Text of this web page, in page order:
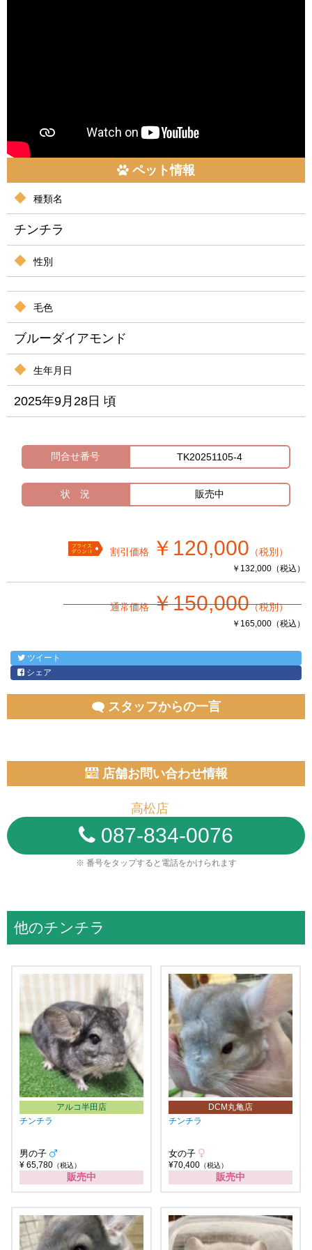
ペット情報
種類名
チンチラ
性別
毛色
ブルーダイアモンド
生年月日
2025年9月28日 頃
問合せ番号 TK20251105-4
状 況 販売中
割引価格 ￥120,000 （税別）
￥132,000（税込）
通常価格￥150,000（税別）
￥165,000（税込）
ツイート
シェア
スタッフからの一言
店舗お問い合わせ情報
高松店
087-834-0076
※ 番号をタップすると電話をかけられます
他のチンチラ
アルコ半田店
チンチラ
男の子
¥ 65,780 （税込）
販売中
DCM丸亀店
チンチラ
女の子
¥70,400 （税込）
販売中